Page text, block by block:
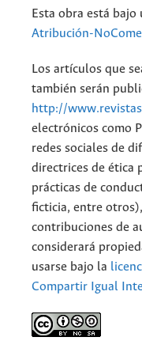
Esta obra está
Atribución-
Los artículos que
también serán
http://
electrónicos como
redes sociales de
directrices de ética
prácticas de
ficticia, entre
contribuciones de
considerará
usarse bajo la
Compartir Igual